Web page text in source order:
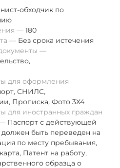
обходчик по
180
Без срока истечения
,
для оформления
, СНИЛС,
, Прописка, Фото 3Х4
для иностранных граждан
Паспорт с действующей
быть переведен на
по месту пребывания,
Патент на работу,
образца о